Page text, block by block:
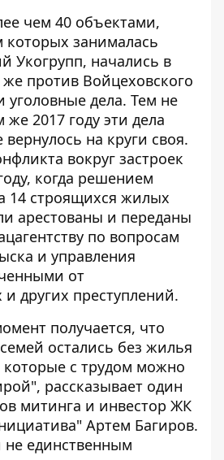
чем 40 объектами,
которых занималась
Укогрупп, начались в
же против Войцеховского
дела. Тем не
же 2017 году эти дела
вернулось на круги своя.
вокруг застроек
когда решением
14 строящихся жилых
арестованы и переданы
по вопросам
и управления
от
других преступлений.
получается, что
остались без жилья
которые с трудом можно
рассказывает один
митинга и инвестор ЖК
Артем Багиров.
единственным